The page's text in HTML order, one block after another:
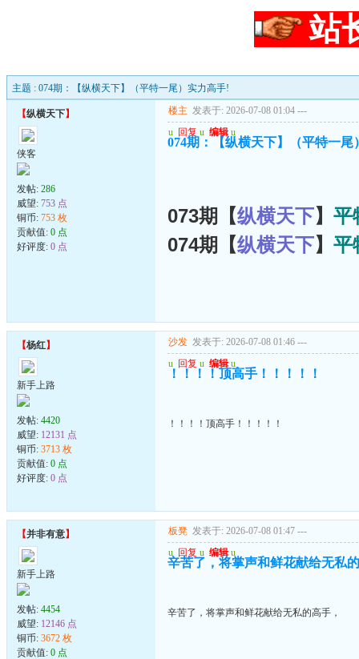
站
主题 : 074期：【纵横天下】（平特一尾）实力高手!
【纵横天下】
侠客
发帖: 286
威望: 753 点
铜币: 753 枚
贡献值: 0 点
好评度: 0 点
楼主 发表于: 2026-07-08 01:04 ---
u 回复 u 编辑 u
074期：【纵横天下】（平特一尾
073期【纵横天下】 平
074期【纵横天下】 平
【杨红】
新手上路
发帖: 4420
威望: 12131 点
铜币: 3713 枚
贡献值: 0 点
好评度: 0 点
沙发 发表于: 2026-07-08 01:46 ---
u 回复 u 编辑 u
！！！！顶高手！！！！！
！！！！顶高手！！！！！
【并非有意】
新手上路
发帖: 4454
威望: 12146 点
铜币: 3672 枚
贡献值: 0 点
板凳 发表于: 2026-07-08 01:47 ---
u 回复 u 编辑 u
辛苦了，将掌声和鲜花献给无私
辛苦了，将掌声和鲜花献给无私的高手，